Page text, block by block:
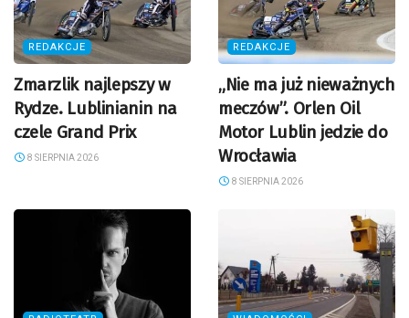
REDAKCJE
Zmarzlik najlepszy w
Rydze. Lublinianin na
czele Grand Prix
8 SIERPNIA 2026
REDAKCJE
„Nie ma już nieważnych
meczów”. Orlen Oil
Motor Lublin jedzie do
Wrocławia
8 SIERPNIA 2026